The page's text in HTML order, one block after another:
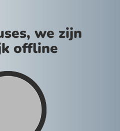
we zijn
offline